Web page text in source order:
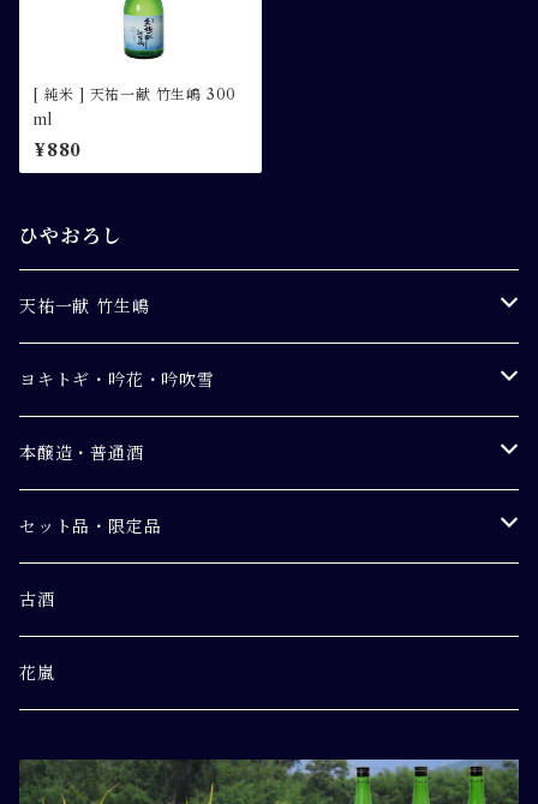
[ 純米 ] 天祐一献 竹生嶋 300
ml
¥880
ひやおろし
天祐一献 竹生嶋
純米吟醸
純米
別撰
ヨキトギ・吟花・吟吹雪
ヨキトギ うすにごり純米吟醸生原酒
吟花 純米吟醸生原酒
吟吹雪 純米酒
本醸造・普通酒
【本醸造】竹生嶋 金紋
【普通酒】竹生嶋 銀紋
セット品・限定品
初しぼり
ひやおろし
古酒
花嵐